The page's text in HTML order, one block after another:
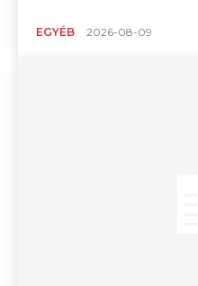
EGYÉB 2026-08-09